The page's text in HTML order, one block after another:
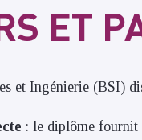
ET
et Ingénierie (BSI)
: le diplôme fournit